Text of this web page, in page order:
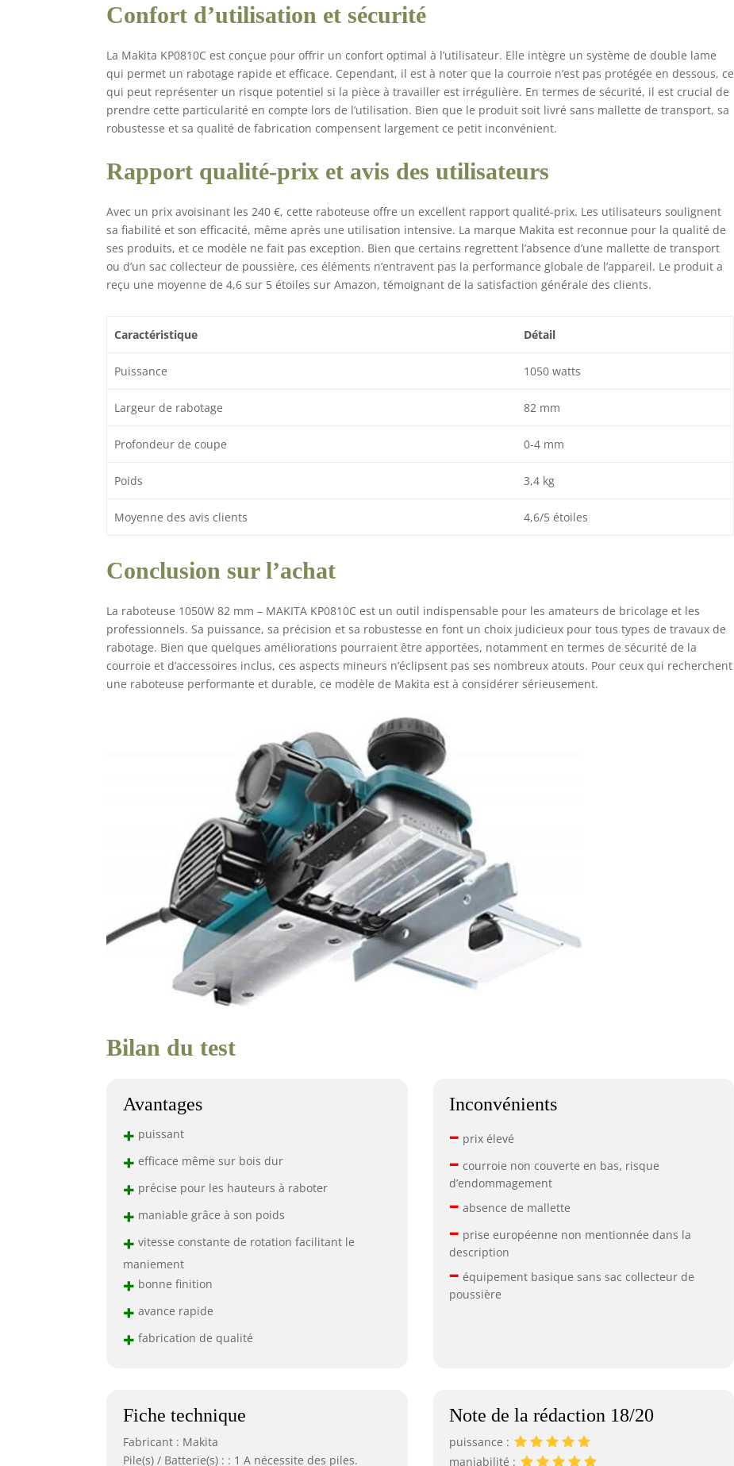
Confort d’utilisation et sécurité
La Makita KP0810C est conçue pour offrir un confort optimal à l’utilisateur. Elle intègre un système de double lame
qui permet un rabotage rapide et efficace. Cependant, il est à noter que la courroie n’est pas protégée en dessous, ce
qui peut représenter un risque potentiel si la pièce à travailler est irrégulière. En termes de sécurité, il est crucial de
prendre cette particularité en compte lors de l’utilisation. Bien que le produit soit livré sans mallette de transport, sa
robustesse et sa qualité de fabrication compensent largement ce petit inconvénient.
Rapport qualité-prix et avis des utilisateurs
Avec un prix avoisinant les 240 €, cette raboteuse offre un excellent rapport qualité-prix. Les utilisateurs soulignent
sa fiabilité et son efficacité, même après une utilisation intensive. La marque Makita est reconnue pour la qualité de
ses produits, et ce modèle ne fait pas exception. Bien que certains regrettent l’absence d’une mallette de transport
ou d’un sac collecteur de poussière, ces éléments n’entravent pas la performance globale de l’appareil. Le produit a
reçu une moyenne de 4,6 sur 5 étoiles sur Amazon, témoignant de la satisfaction générale des clients.
Caractéristique Détail
Puissance 1050 watts
Largeur de rabotage 82 mm
Profondeur de coupe 0-4 mm
Poids 3,4 kg
Moyenne des avis clients 4,6/5 étoiles
Conclusion sur l’achat
La raboteuse 1050W 82 mm – MAKITA KP0810C est un outil indispensable pour les amateurs de bricolage et les
professionnels. Sa puissance, sa précision et sa robustesse en font un choix judicieux pour tous types de travaux de
rabotage. Bien que quelques améliorations pourraient être apportées, notamment en termes de sécurité de la
courroie et d’accessoires inclus, ces aspects mineurs n’éclipsent pas ses nombreux atouts. Pour ceux qui recherchent
une raboteuse performante et durable, ce modèle de Makita est à considérer sérieusement.
Bilan du test
Avantages
+ puissant
+ efficace même sur bois dur
+ précise pour les hauteurs à raboter
+ maniable grâce à son poids
+ vitesse constante de rotation facilitant le
maniement
+ bonne finition
+ avance rapide
+ fabrication de qualité
Inconvénients
– prix élevé
– courroie non couverte en bas, risque
d’endommagement
– absence de mallette
– prise européenne non mentionnée dans la
description
– équipement basique sans sac collecteur de
poussière
Fiche technique
Fabricant : Makita
Pile(s) / Batterie(s) : : 1 A nécessite des piles.
Note de la rédaction 18/20
puissance :
maniabilité :